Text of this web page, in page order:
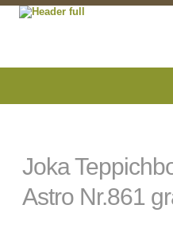
Joka
Astro Nr.861